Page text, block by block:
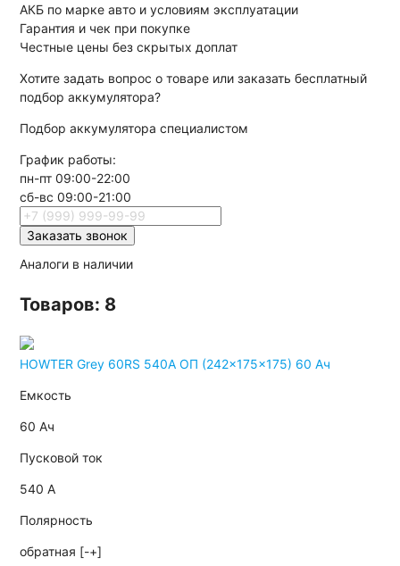
АКБ по марке авто и условиям эксплуатации
Гарантия и чек при покупке
Честные цены без скрытых доплат
Хотитезадать вопрос о товаре или заказатьбесплатный
подбор аккумулятора?
Подбор аккумулятора специалистом
График работы:
пн-пт 09:00-22:00
сб-вс 09:00-21:00
Заказать звонок
Аналоги в наличии
Товаров: 8
HOWTER Grey 60RS 540A ОП (242x175x175) 60 Ач
Емкость
60 Ач
Пусковой ток
540 А
Полярность
обратная [-+]